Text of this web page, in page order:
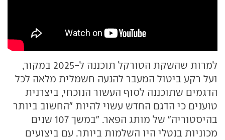
למרות שהשקת הטורקל תוכננה ל-2025 במקור,
ועל רקע ביטול המעבר להנעה חשמלית מלאה לכל
הדגמים שתוכננה לסוף העשור הנוכחי, ביצרנית
טוענים כי הדגם החדש עשוי להיות "החשוב ביותר
בהיסטוריה" של מותג הפאר. "במשך 107 שנים
מכוניות בנטלי היו השלמות ביותר. עם ביצועים